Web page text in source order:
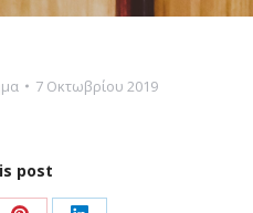
7 Οκτωβρίου 2019
post